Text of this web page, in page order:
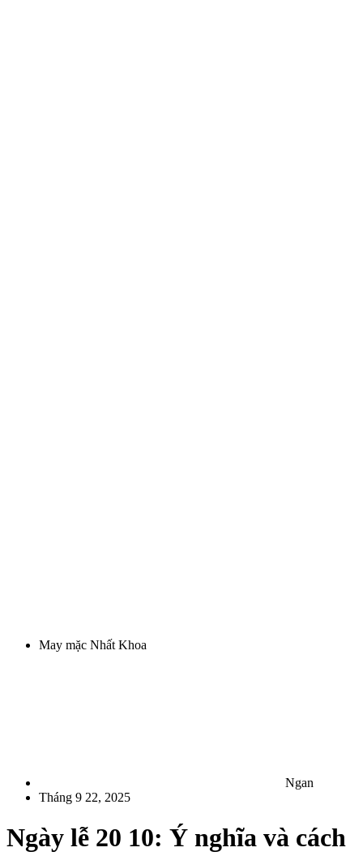
May mặc Nhất Khoa
Ngan
Tháng 9 22, 2025
Ngày lễ 20 10: Ý nghĩa và cách